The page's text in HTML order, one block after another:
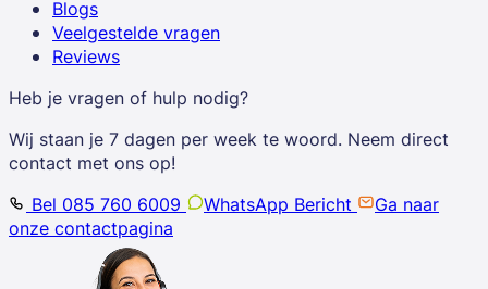
Blogs
Veelgestelde vragen
Reviews
Heb je vragen of hulp nodig?
Wij staan je 7 dagen per week te woord. Neem direct
contact met ons op!
Bel 085 760 6009
WhatsApp Bericht
Ga naar
onze contactpagina